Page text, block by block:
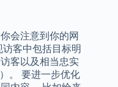
会注意到你的网
客中包括目标明
客以及相当忠实
。 要进一步优化